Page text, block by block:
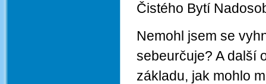
Čistého Bytí
Nemohl jsem se
sebeurčuje? A další
základu, jak mohlo